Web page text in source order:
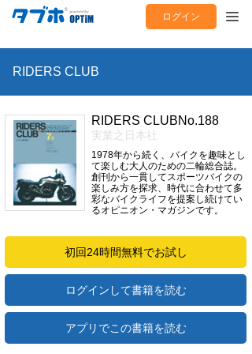
ログイン
RIDERS CLUB
RIDERS CLUBNo.188
実業之日本社
1978年から続く、バイクを趣味とし
て楽しむ大人のための二輪総合誌。
創刊から一貫してスポーツバイクの
楽しみ方を探求、時代に合わせて多
彩なバイクライフを提案し続けてい
るオピニオン・マガジンです。
初回24時間無料でお試し
ログインして書籍を読む
アプリでこの書籍を読む